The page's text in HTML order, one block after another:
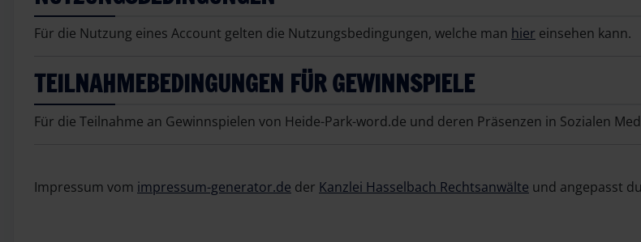
Für die Nutzung eines Account gelten die Nutzungsbedingungen, welche man hier einsehen kann.
TEILNAHMEBEDINGUNGEN FÜR GEWINNSPIELE
Für die Teilnahme an Gewinnspielen von Heide-Park-word.de und deren Präsenzen in Sozialen
Impressum vom impressum-generator.de der Kanzlei Hasselbach Rechtsanwälte und angepasst